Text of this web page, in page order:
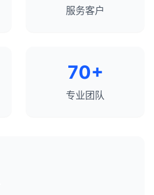
服务客户
70+
专业团队